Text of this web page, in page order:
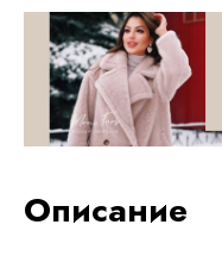
Описание